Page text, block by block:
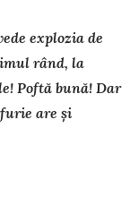
explozia de
rând, la
Poftă bună! Dar
are și